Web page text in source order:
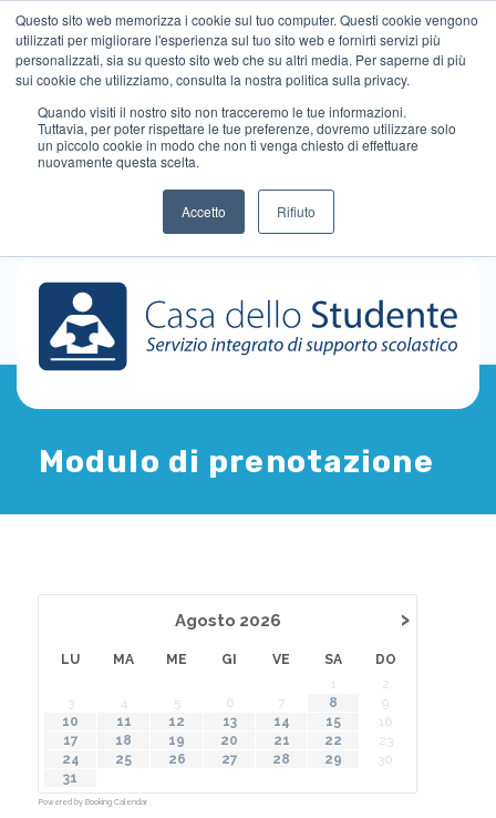
Questo sito web memorizza i cookie sul tuo computer. Questi cookie vengono
utilizzati per migliorare l'esperienza sul tuo sito web e fornirti servizi più
personalizzati, sia su questo sito web che su altri media. Per saperne di più
sui cookie che utilizziamo, consulta la nostra politica sulla privacy.
Quando visiti il ​​nostro sito non tracceremo le tue informazioni.
Tuttavia, per poter rispettare le tue preferenze, dovremo utilizzare solo
un piccolo cookie in modo che non ti venga chiesto di effettuare
nuovamente questa scelta.
Accetto Rifiuto
Modulo di prenotazione
›
Agosto 2026
LU MA ME GI VE SA
DO
1
2
3
4 5 6 7 8
9
10
11 12 13 14 15
16
17
18 19 20 21 22
23
24
25 26 27 28 29
30
31
Powered by Booking Calendar